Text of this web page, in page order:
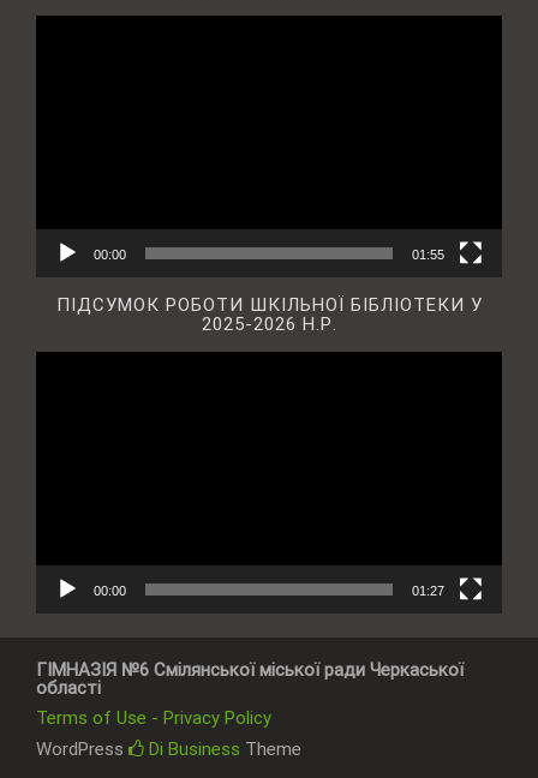
00:00 01:55
ПІДСУМОК РОБОТИ ШКІЛЬНОЇ БІБЛІОТЕКИ У
2025-2026 Н.Р.
00:00 01:27
ГІМНАЗІЯ №6 Смілянської міської ради Черкаської
області
Terms of Use - Privacy Policy
WordPress
Di Business Theme